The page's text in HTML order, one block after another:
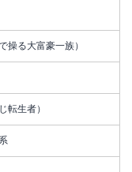
操る大富豪一族）
転生者）